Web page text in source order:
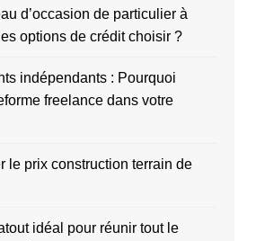
d’occasion de particulier à
options de crédit choisir ?
indépendants : Pourquoi
freelance dans votre
le prix construction terrain de
idéal pour réunir tout le